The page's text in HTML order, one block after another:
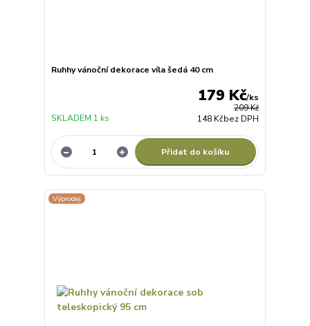
Ruhhy vánoční dekorace víla šedá 40 cm
209 Kč
179 Kč/ks
148 Kčbez DPH
SKLADEM 1 ks
Přidat do košíku
Výprodej